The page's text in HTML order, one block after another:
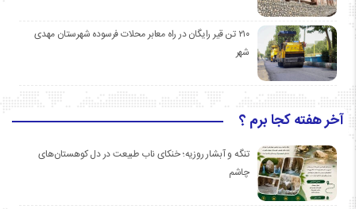
۲۱۰ تن قیر رایگان در راه معابر محلات فرسوده شهرستان مهدی
شهر
آخر هفته کجا برم ؟
تنگه و آبشار روزیه؛ خنکای ناب طبیعت در دل کوهستان‌های
چاشم